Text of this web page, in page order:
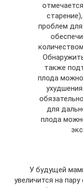
проблем
также
плода
для
плода
У будущей
увеличится на